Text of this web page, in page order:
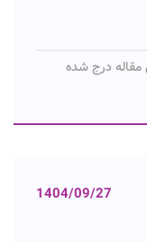
مقاله درج شده
1404/09/27